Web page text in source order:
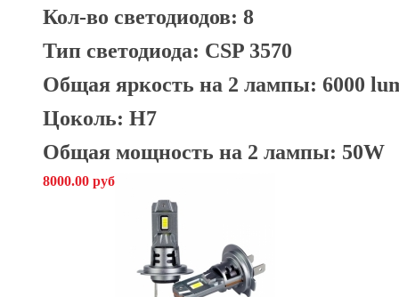
Кол-во светодиодов: 8
Тип светодиода: CSP 3570
Общая яркость на 2 лампы: 6000
Цоколь: H7
Общая мощность на 2 лампы: 50W
8000.00 руб